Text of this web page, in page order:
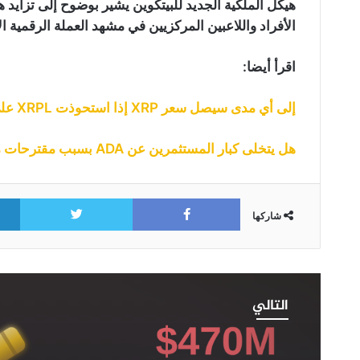
هيكل الملكية الجديد للبيتكوين يشير بوضوح إلى
الأفراد واللاعبين المركزيين في مشهد العملة الرقمية
اقرأ أيضا:
إلى أي مدى سيصل سعر XRP إذا استحوذت XRPL على 14% من حجم تداول SWIFT العالمي؟
هل يتخلى كبار المستثمرين عن ADA بسبب مقترحات مؤسس المشروع؟
شاركها
Facebook
التالي